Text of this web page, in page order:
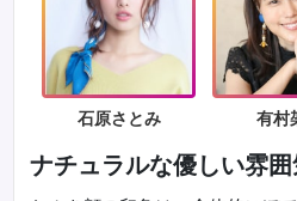
石原さとみ 有村
ナチュラルな優しい雰囲